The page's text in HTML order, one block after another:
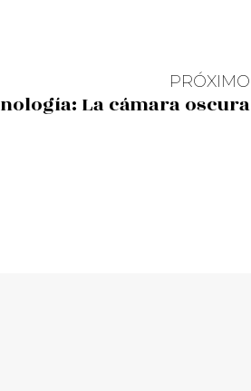
PRÓXIMO
La cámara oscura